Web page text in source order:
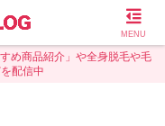
め商品紹介」や全身脱毛や毛
配信中
MENU